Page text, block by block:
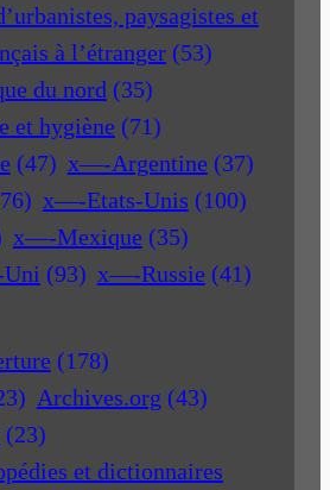
paysagistes et
à l’étranger (53)
du nord (35)
et hygiène (71)
(47) x—-Argentine (37)
x—-Etats-Unis (100)
x—-Mexique (35)
(93) x—-Russie (41)
(178)
Archives.org (43)
(23)
et dictionnaires